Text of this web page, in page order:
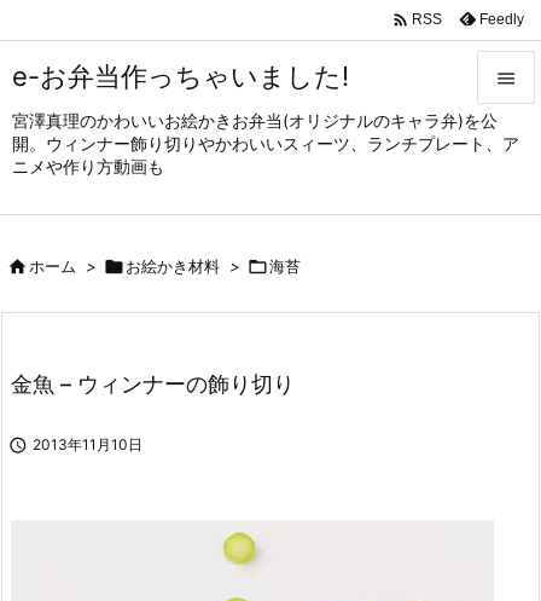
e-お弁当作っちゃいました!
宮澤真理のかわいいお絵かきお弁当(オリジナルのキャラ弁)を公
開。ウィンナー飾り切りやかわいいスィーツ、ランチプレート、ア
ニメや作り方動画も


メニュ
サイド

 RSS Feedly
ホーム > お絵かき材料 > 海苔
金魚 – ウィンナーの飾り切り
 2013年11月10日